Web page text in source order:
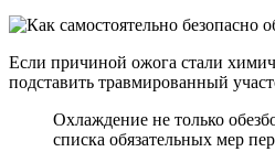
Если причиной ожога стали
подставить травмированный
Охлаждение не только
списка обязательных мер